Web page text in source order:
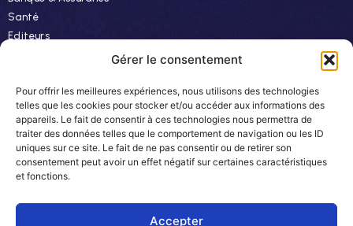
Gérer le consentement
Pour offrir les meilleures expériences, nous utilisons des technologies
telles que les cookies pour stocker et/ou accéder aux informations des
appareils. Le fait de consentir à ces technologies nous permettra de
traiter des données telles que le comportement de navigation ou les ID
uniques sur ce site. Le fait de ne pas consentir ou de retirer son
consentement peut avoir un effet négatif sur certaines caractéristiques
et fonctions.
Accepter
Santé
Editeurs
Ressources
Actualités
Evénements
Autres